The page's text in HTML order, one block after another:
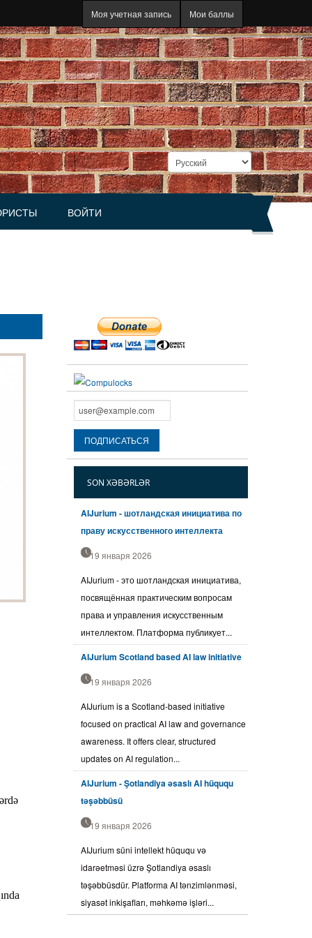
Моя учетная запись Мои баллы
ВОЙТИ
SON XƏBƏRLƏR
AIJurium - шотландская инициатива по
праву искусственного интеллекта
19 января 2026
AIJurium - это шотландская инициатива,
посвящённая практическим вопросам
права и управления искусственным
интеллектом. Платформа публикует...
AIJurium Scotland based AI law initiative
19 января 2026
AIJurium is a Scotland-based initiative
focused on practical AI law and governance
awareness. It offers clear, structured
updates on AI regulation...
AIJurium - Şotlandiya əsaslı AI hüququ
təşəbbüsü
19 января 2026
AIJurium süni intellekt hüququ və
idarəetməsi üzrə Şotlandiya əsaslı
təşəbbüsdür. Platforma AI tənzimlənməsi,
siyasət inkişafları, məhkəmə işləri...